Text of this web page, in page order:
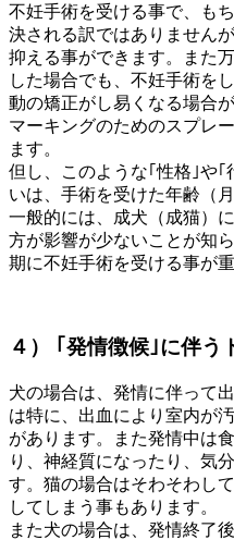
不妊手術を受ける事で、も
決される訳ではありません
抑える事ができます。また
した場合でも、不妊手術を
動の矯正がし易くなる場合
マーキングのためのスプレ
ます。
但し、このような｢性格｣や
いは、手術を受けた年齢（
一般的には、成犬（成猫）
方が影響が少ないことが知
期に不妊手術を受ける事が重
４） ｢発情徴候｣に伴う
犬の場合は、発情に伴って
は特に、出血により室内が
があります。また発情中は
り、神経質になったり、気
す。猫の場合はそわそわし
してしまう事もあります。
また犬の場合は、発情終了